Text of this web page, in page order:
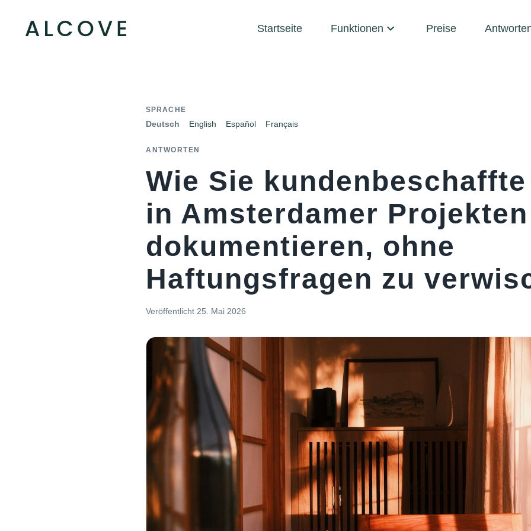
Startseite Funktionen Preise
SPRACHE
Deutsch English Español Français
ANTWORTEN
Wie Sie
in Amsterdamer Projekten
dokumentieren, ohne
Haftungsfragen zu
Veröffentlicht 25. Mai 2026